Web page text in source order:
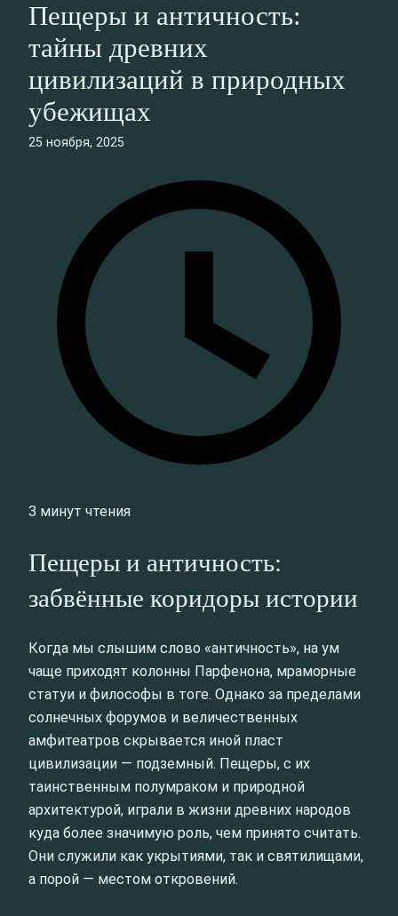
Пещеры и античность:
тайны древних
цивилизаций в природных
убежищах
25 ноября, 2025
3 минут чтения
Пещеры и античность:
забвённые коридоры истории
Когда мы слышим слово «античность», на ум
чаще приходят колонны Парфенона, мраморные
статуи и философы в тоге. Однако за пределами
солнечных форумов и величественных
амфитеатров скрывается иной пласт
цивилизации — подземный. Пещеры, с их
таинственным полумраком и природной
архитектурой, играли в жизни древних народов
куда более значимую роль, чем принято считать.
Они служили как укрытиями, так и святилищами,
а порой — местом откровений.